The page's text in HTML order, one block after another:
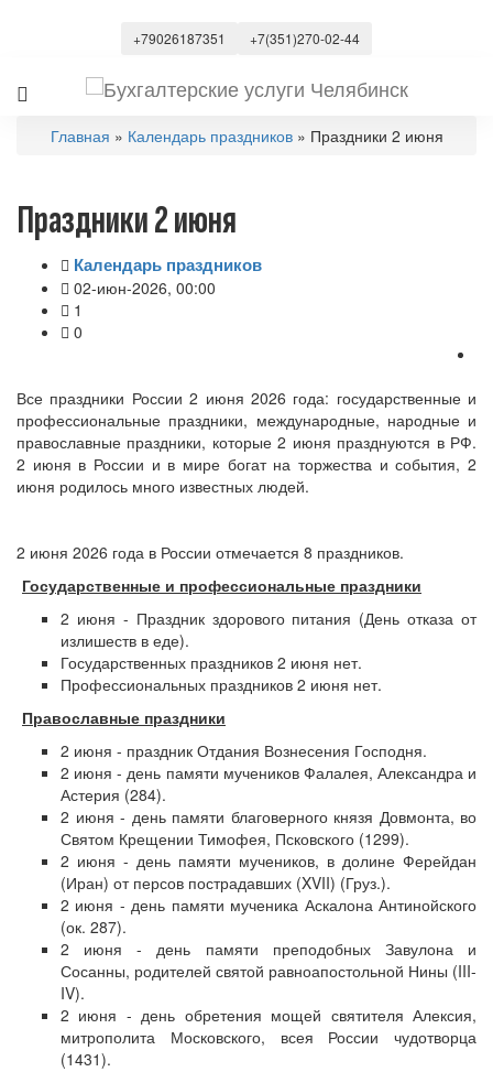
+79026187351 +7(351)270-02-44
Главная » Календарь праздников» Праздники 2 июня
Праздники 2 июня
Календарь праздников
02-июн-2026, 00:00
1
0
Все праздники России 2 июня 2026 года: государственные и
профессиональные праздники, международные, народные и
православные праздники, которые 2 июня празднуются в РФ.
2 июня в России и в мире богат на торжества и события, 2
июня родилось много известных людей.
2 июня 2026 года в России отмечается 8 праздников.
Государственные и профессиональные праздники
2 июня - Праздник здорового питания (День отказа от
излишеств в еде).
Государственных праздников 2 июня нет.
Профессиональных праздников 2 июня нет.
Православные праздники
2 июня - праздник Отдания Вознесения Господня.
2 июня - день памяти мучеников Фалалея, Александра и
Астерия (284).
2 июня - день памяти благоверного князя Довмонта, во
Святом Крещении Тимофея, Псковского (1299).
2 июня - день памяти мучеников, в долине Ферейдан
(Иран) от персов пострадавших (XVII) (Груз.).
2 июня - день памяти мученика Аскалона Антинойского
(ок. 287).
2 июня - день памяти преподобных Завулона и
Сосанны, родителей святой равноапостольной Нины (III-
IV).
2 июня - день обретения мощей святителя Алексия,
митрополита Московского, всея России чудотворца
(1431).